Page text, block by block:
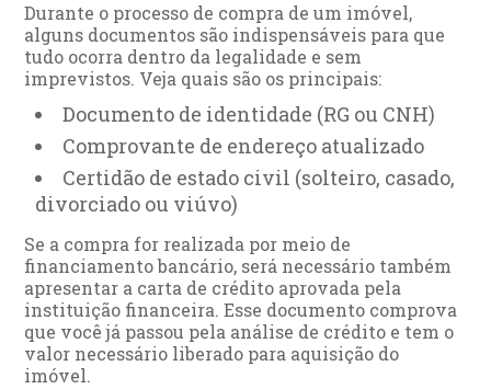
Durante o processo de compra de um imóvel,
alguns documentos são indispensáveis para que
tudo ocorra dentro da legalidade e sem
imprevistos. Veja quais são os principais:
Documento de identidade (RG ou CNH)
Comprovante de endereço atualizado
Certidão de estado civil (solteiro, casado,
divorciado ou viúvo)
Se a compra for realizada por meio de
financiamento bancário, será necessário também
apresentar a carta de crédito aprovada pela
instituição financeira. Esse documento comprova
que você já passou pela análise de crédito e tem o
valor necessário liberado para aquisição do
imóvel.